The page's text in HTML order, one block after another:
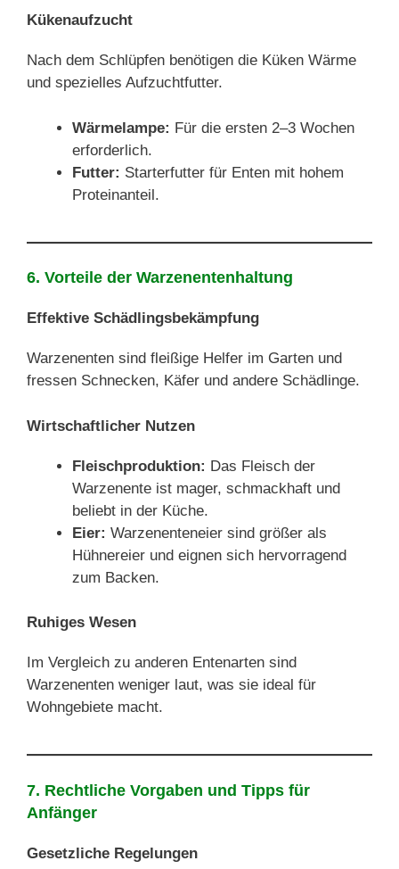
Kükenaufzucht
Nach dem Schlüpfen benötigen die Küken Wärme
und spezielles Aufzuchtfutter.
Wärmelampe: Für die ersten 2–3 Wochen
erforderlich.
Futter: Starterfutter für Enten mit hohem
Proteinanteil.
6. Vorteile der Warzenentenhaltung
Effektive Schädlingsbekämpfung
Warzenenten sind fleißige Helfer im Garten und
fressen Schnecken, Käfer und andere Schädlinge.
Wirtschaftlicher Nutzen
Fleischproduktion: Das Fleisch der
Warzenente ist mager, schmackhaft und
beliebt in der Küche.
Eier: Warzenenteneier sind größer als
Hühnereier und eignen sich hervorragend
zum Backen.
Ruhiges Wesen
Im Vergleich zu anderen Entenarten sind
Warzenenten weniger laut, was sie ideal für
Wohngebiete macht.
7. Rechtliche Vorgaben und Tipps für
Anfänger
Gesetzliche Regelungen